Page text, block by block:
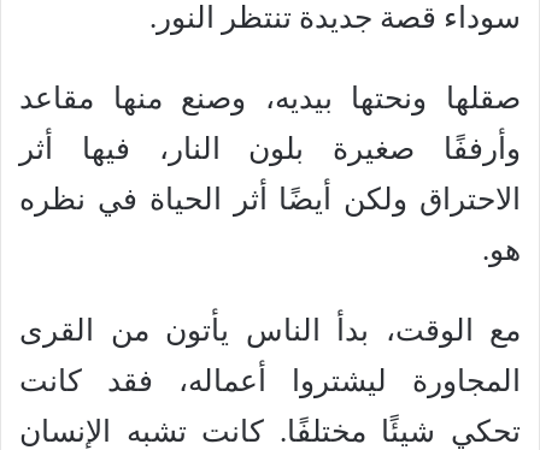
سوداء قصة جديدة تنتظر النور.
صقلها ونحتها بيديه، وصنع منها مقاعد
وأرففًا صغيرة بلون النار، فيها أثر
الاحتراق ولكن أيضًا أثر الحياة في نظره
هو.
مع الوقت، بدأ الناس يأتون من القرى
المجاورة ليشتروا أعماله، فقد كانت
تحكي شيئًا مختلفًا. كانت تشبه الإنسان